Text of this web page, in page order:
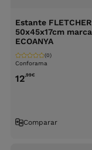
Estante FLETCHER
50x45x17cm marca
ECOANYA
Conforama
(0)
12,99€
Comparar